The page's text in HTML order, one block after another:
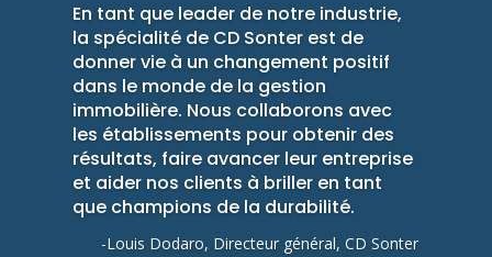
En tant que leader de notre industrie,
la spécialité de CD Sonter est de
donner vie à un changement positif
dans le monde de la gestion
immobilière. Nous collaborons avec
les établissements pour obtenir des
résultats, faire avancer leur entreprise
et aider nos clients à briller en tant
que champions de la durabilité.
-Louis Dodaro, Directeur général, CD Sonter